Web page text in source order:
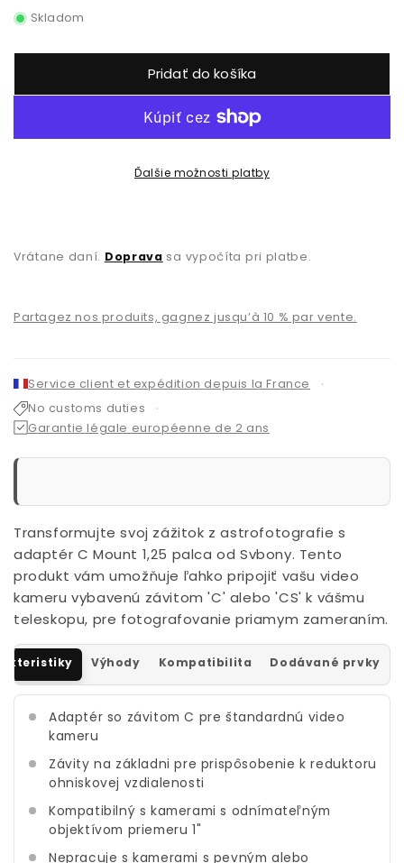
Skladom
Vrátane daní. Doprava sa vypočíta pri platbe.
Partagez nos produits, gagnez jusqu’à 10 % par vente.
Pridať do košíka
Ďalšie možnosti platby
Service client et expédition depuis la France
No customs duties
Garantie légale européenne de 2 ans
Transformujte svoj zážitok z astrofotografie s
adaptér C Mount 1,25 palca od Svbony. Tento
produkt vám umožňuje ľahko pripojiť vašu video
kameru vybavenú závitom 'C' alebo 'CS' k vášmu
teleskopu, pre fotografovanie priamym zameraním.
Výhody Kompatibilita Dodávané prvky
Adaptér so závitom C pre štandardnú video
kameru
Závity na základni pre prispôsobenie k reduktoru
ohniskovej vzdialenosti
Kompatibilný s kamerami s odnímateľným
objektívom priemeru 1"
Nepracuje s kamerami s pevným alebo